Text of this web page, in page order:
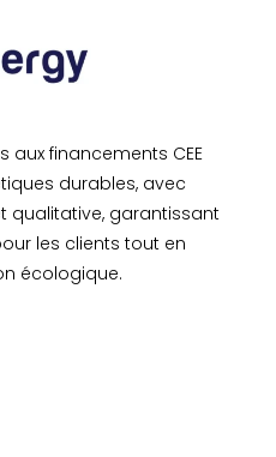
aux financements CEE
durables, avec
qualitative, garantissant
les clients tout en
écologique.